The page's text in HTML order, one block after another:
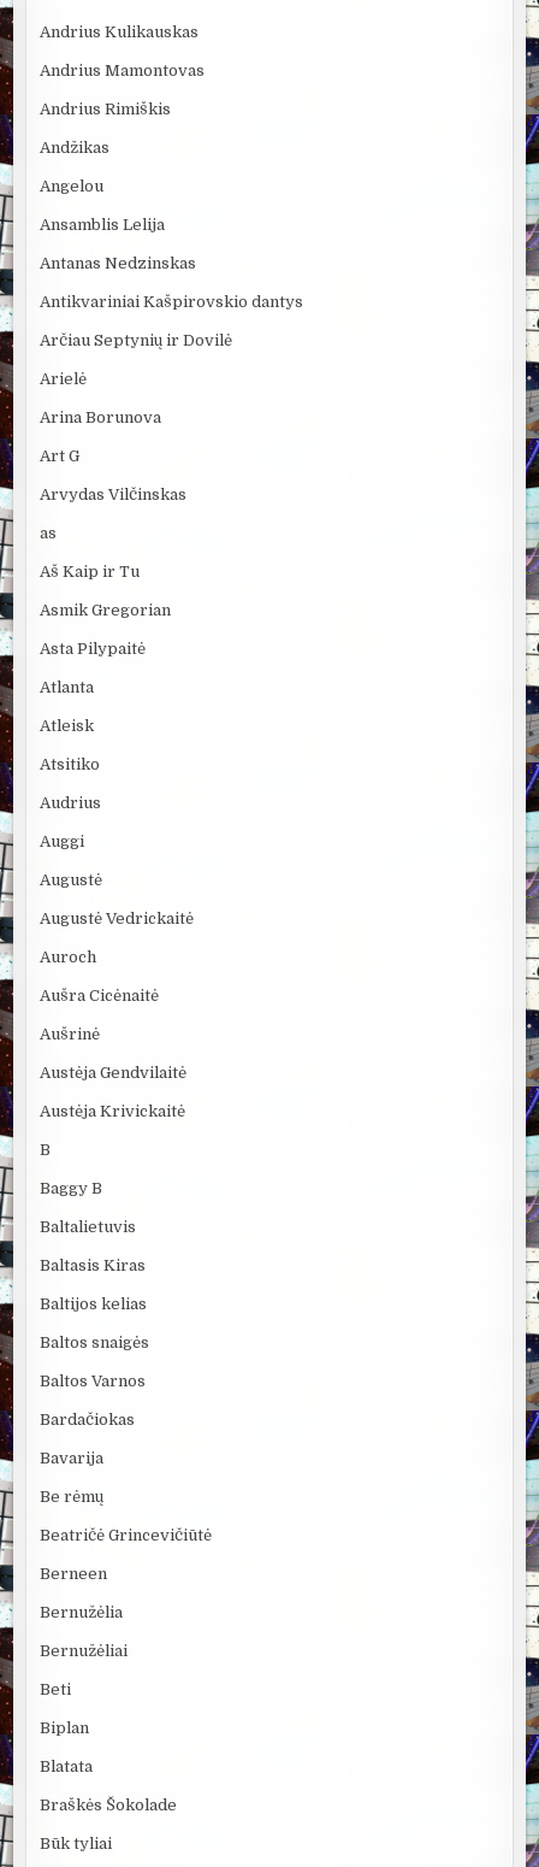
Andrius Kulikauskas
Andrius Mamontovas
Andrius Rimiškis
Andžikas
Angelou
Ansamblis Lelija
Antanas Nedzinskas
Antikvariniai Kašpirovskio dantys
Arčiau Septynių ir Dovilė
Arielė
Arina Borunova
Art G
Arvydas Vilčinskas
as
Aš Kaip ir Tu
Asmik Gregorian
Asta Pilypaitė
Atlanta
Atleisk
Atsitiko
Audrius
Auggi
Augustė
Augustė Vedrickaitė
Auroch
Aušra Cicėnaitė
Aušrinė
Austėja Gendvilaitė
Austėja Krivickaitė
B
Baggy B
Baltalietuvis
Baltasis Kiras
Baltijos kelias
Baltos snaigės
Baltos Varnos
Bardačiokas
Bavarija
Be rėmų
Beatričė Grincevičiūtė
Berneen
Bernužėlia
Bernužėliai
Beti
Biplan
Blatata
Braškės Šokolade
Būk tyliai